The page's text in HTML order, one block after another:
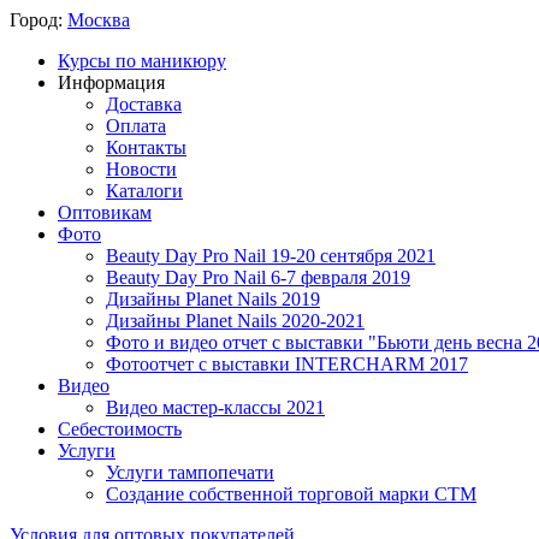
Город: Москва
Курсы по маникюру
Информация
Доставка
Оплата
Контакты
Новости
Каталоги
Оптовикам
Фото
Beauty Day Pro Nail 19-20 сентября 2021
Beauty Day Pro Nail 6-7 февраля 2019
Дизайны Planet Nails 2019
Дизайны Planet Nails 2020-2021
Фото и видео отчет с выставки "Бьюти день весна
Фотоотчет с выставки INTERCHARM 2017
Видео
Видео мастер-классы 2021
Себестоимость
Услуги
Услуги тампопечати
Создание собственной торговой марки СТМ
Условия для оптовых покупателей